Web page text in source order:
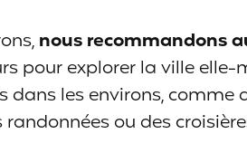
nous recommandons
pour explorer la ville elle-
les environs, comme
ou des